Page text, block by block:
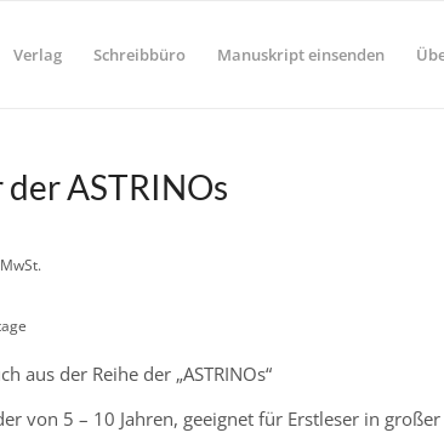
Verlag Schreibbüro Manuskript einsenden
ASTRINOs
aus der Reihe der „ASTRINOs“
von 5 – 10 Jahren, geeignet für Erstleser in